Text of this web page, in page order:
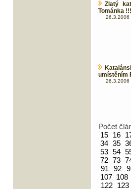
Zlatý
Tománka !!!
26.3.2006
umístěním
26.3.2006
Počet
15 16
34 35
53 54
72 73
91
92
107 108
122
123